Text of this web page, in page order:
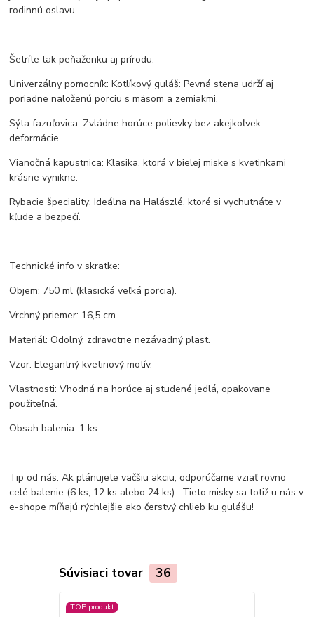
rodinnú oslavu.
Šetríte tak peňaženku aj prírodu.
Univerzálny pomocník: Kotlíkový guláš: Pevná stena udrží aj
poriadne naloženú porciu s mäsom a zemiakmi.
Sýta fazuľovica: Zvládne horúce polievky bez akejkoľvek
deformácie.
Vianočná kapustnica: Klasika, ktorá v bielej miske s kvetinkami
krásne vynikne.
Rybacie špeciality: Ideálna na Halászlé, ktoré si vychutnáte v
kľude a bezpečí.
Technické info v skratke:
Objem: 750 ml (klasická veľká porcia).
Vrchný priemer: 16,5 cm.
Materiál: Odolný, zdravotne nezávadný plast.
Vzor: Elegantný kvetinový motív.
Vlastnosti: Vhodná na horúce aj studené jedlá, opakovane
použiteľná.
Obsah balenia: 1 ks.
Tip od nás: Ak plánujete väčšiu akciu, odporúčame vziať rovno
celé balenie (6 ks, 12 ks alebo 24 ks) . Tieto misky sa totiž u nás v
e-shope míňajú rýchlejšie ako čerstvý chlieb ku gulášu!
Súvisiaci tovar 36
TOP produkt